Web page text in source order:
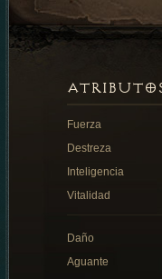
Fuerza
Destreza
Inteligencia
Vitalidad
Daño
Aguante